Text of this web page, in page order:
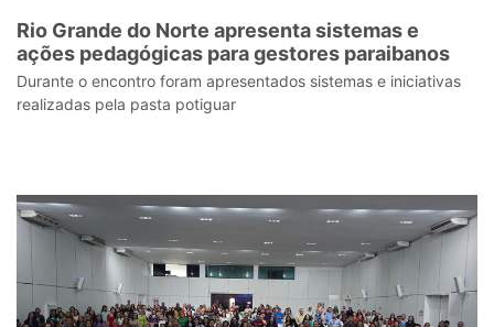
Rio Grande do Norte apresenta sistemas e
ações pedagógicas para gestores paraibanos
Durante o encontro foram apresentados sistemas e iniciativas
realizadas pela pasta potiguar